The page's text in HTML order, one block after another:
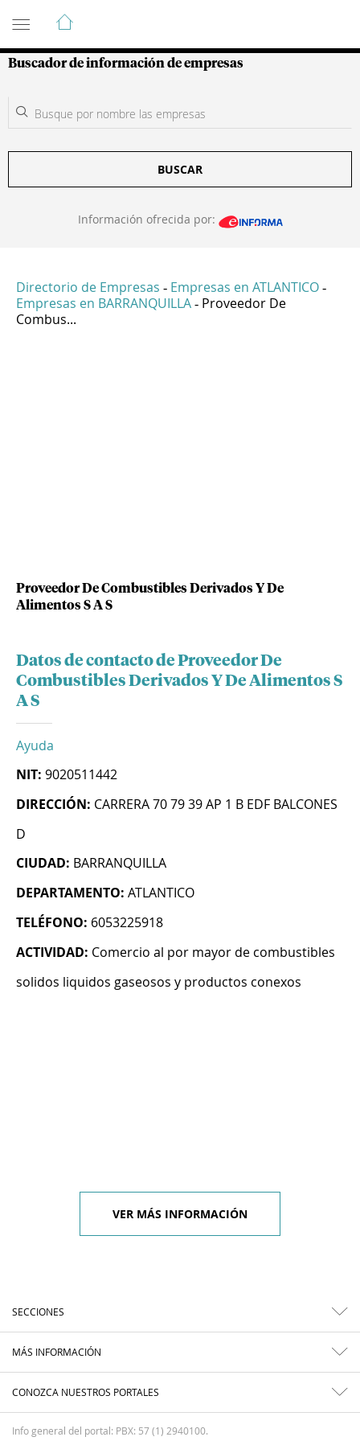
Guía de Empresas Colombianas
Buscador de información de empresas
BUSCAR
Información ofrecida por:
Directorio de Empresas - Empresas en ATLANTICO -
Empresas en BARRANQUILLA - Proveedor De
Combus...
Proveedor De Combustibles Derivados Y De
Alimentos S A S
Datos de contacto de Proveedor De
Combustibles Derivados Y De Alimentos S
A S
Ayuda
NIT: 9020511442
DIRECCIÓN: CARRERA 70 79 39 AP 1 B EDF BALCONES
D
CIUDAD: BARRANQUILLA
DEPARTAMENTO: ATLANTICO
TELÉFONO: 6053225918
ACTIVIDAD: Comercio al por mayor de combustibles
solidos liquidos gaseosos y productos conexos
VER MÁS INFORMACIÓN
SECCIONES
MÁS INFORMACIÓN
CONOZCA NUESTROS PORTALES
Info general del portal: PBX: 57 (1) 2940100.